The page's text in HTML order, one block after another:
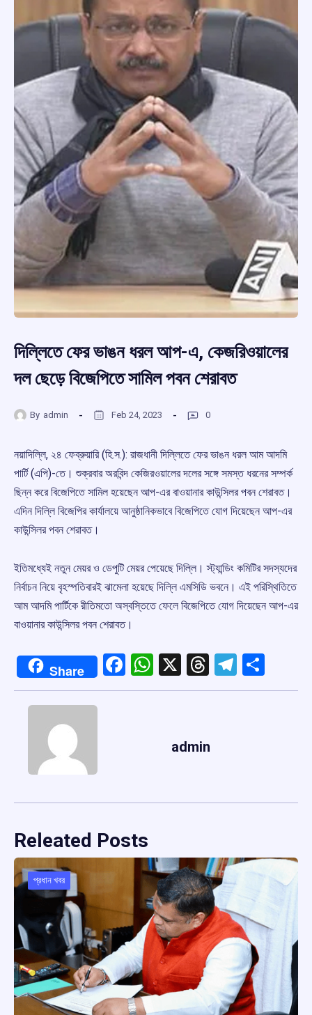
দিল্লিতে ফের ভাঙন ধরল আপ-এ, কেজরিওয়ালের
দল ছেড়ে বিজেপিতে সামিল পবন শেরাবত
By admin Feb 24, 2023 0
নয়াদিল্লি, ২৪ ফেব্রুয়ারি (হি.স.): রাজধানী দিল্লিতে ফের ভাঙন ধরল আম আদমি
পার্টি (এপি)-তে। শুক্রবার অরবিন্দ কেজিরওয়ালের দলের সঙ্গে সমস্ত ধরনের সম্পর্ক
ছিন্ন করে বিজেপিতে সামিল হয়েছেন আপ-এর বাওয়ানার কাউন্সিলর পবন শেরাবত।
এদিন দিল্লি বিজেপির কার্যালয়ে আনুষ্ঠানিকভাবে বিজেপিতে যোগ দিয়েছেন আপ-এর
কাউন্সিলর পবন শেরাবত।
ইতিমধ্যেই নতুন মেয়র ও ডেপুটি মেয়র পেয়েছে দিল্লি। স্ট্যান্ডিং কমিটির সদস্যদের
নির্বাচন নিয়ে বৃহস্পতিবারই ঝামেলা হয়েছে দিল্লি এমসিডি ভবনে। এই পরিস্থিতিতে
আম আদমি পার্টিকে রীতিমতো অস্বস্তিতে ফেলে বিজেপিতে যোগ দিয়েছেন আপ-এর
বাওয়ানার কাউন্সিলর পবন শেরাবত।
Share Facebook
WhatsApp
X Threads
admin
Releated Posts
প্রধান খবর